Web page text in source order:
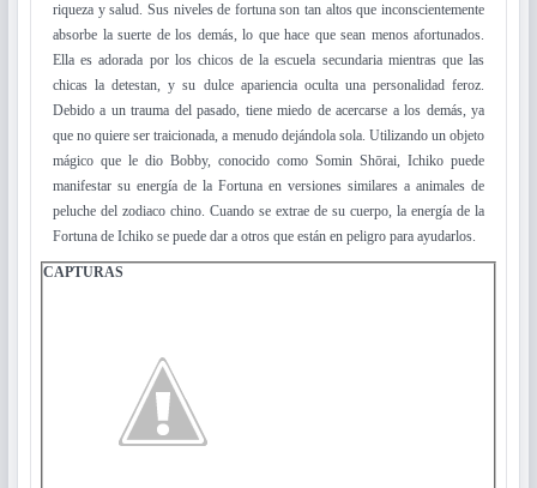
riqueza y salud. Sus niveles de fortuna son tan altos que inconscientemente
absorbe la suerte de los demás, lo que hace que sean menos afortunados.
Ella es adorada por los chicos de la escuela secundaria mientras que las
chicas la detestan, y su dulce apariencia oculta una personalidad feroz.
Debido a un trauma del pasado, tiene miedo de acercarse a los demás, ya
que no quiere ser traicionada, a menudo dejándola sola. Utilizando un objeto
mágico que le dio Bobby, conocido como Somin Shōrai, Ichiko puede
manifestar su energía de la Fortuna en versiones similares a animales de
peluche del zodiaco chino. Cuando se extrae de su cuerpo, la energía de la
Fortuna de Ichiko se puede dar a otros que están en peligro para ayudarlos.
CAPTURAS